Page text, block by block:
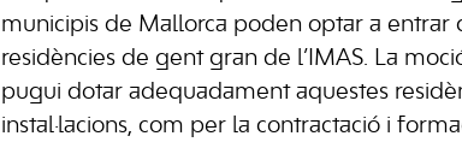
municipis de Mallorca poden optar a entrar
residències de gent gran de l’IMAS. La
pugui dotar adequadament aquestes
instal·lacions, com per la contractació i